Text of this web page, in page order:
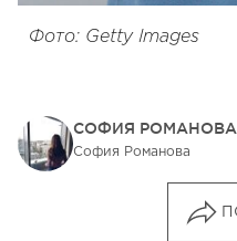
Фото: Getty Images
СОФИЯ РОМАНОВА
София Романова